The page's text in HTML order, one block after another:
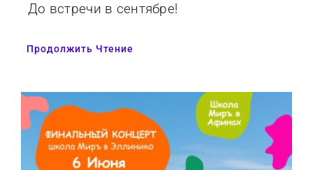
До встречи в сентябре!
Продолжить Чтение